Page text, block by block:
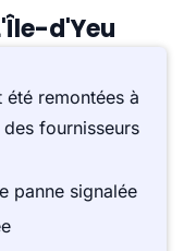
d'Yeu
remontées à
fournisseurs
panne signalée